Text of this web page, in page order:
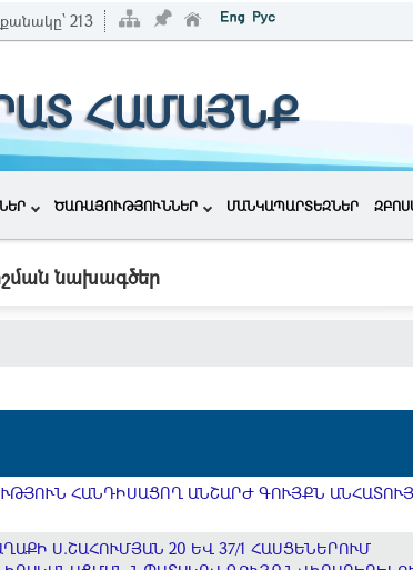
քանակը՝ 213
ՀԱՄԱՅՆՔ
ԾԱՌԱՅՈՒԹՅՈՒՆՆԵՐ ՄԱՆԿԱՊԱՐՏԵԶՆԵՐ
նախագծեր
ՀԱՆԴԻՍԱՑՈՂ ԱՆՇԱՐԺ ԳՈՒՅՔՆ
Ս.ՇԱՀՈՒՄՅԱՆ 20 ԵՎ 37/1 ՀԱՍՑԵՆԵՐՈՒՄ